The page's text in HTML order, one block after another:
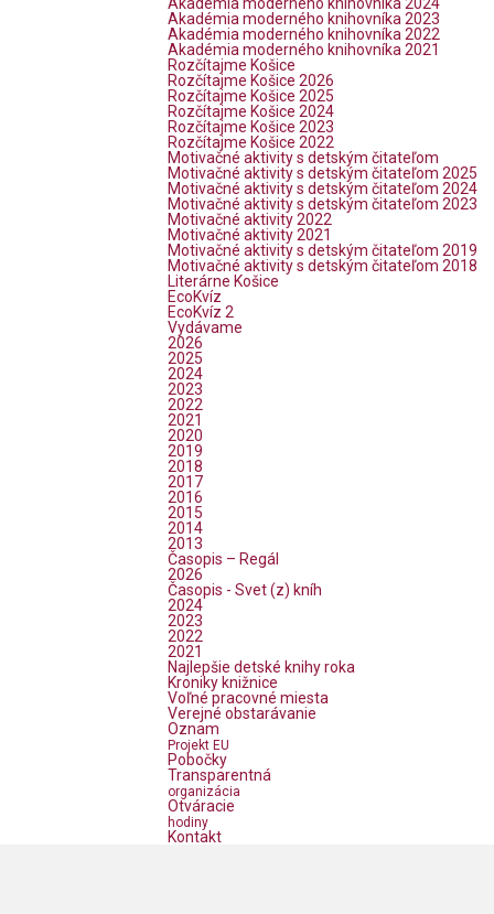
Akadémia moderného knihovníka 2024
Akadémia moderného knihovníka 2023
Akadémia moderného knihovníka 2022
Akadémia moderného knihovníka 2021
Rozčítajme Košice
Rozčítajme Košice 2026
Rozčítajme Košice 2025
Rozčítajme Košice 2024
Rozčítajme Košice 2023
Rozčítajme Košice 2022
Motivačné aktivity s detským čitateľom
Motivačné aktivity s detským čitateľom 2025
Motivačné aktivity s detským čitateľom 2024
Motivačné aktivity s detským čitateľom 2023
Motivačné aktivity 2022
Motivačné aktivity 2021
Motivačné aktivity s detským čitateľom 2019
Motivačné aktivity s detským čitateľom 2018
Literárne Košice
EcoKvíz
EcoKvíz 2
Vydávame
2026
2025
2024
2023
2022
2021
2020
2019
2018
2017
2016
2015
2014
2013
Časopis – Regál
2026
Časopis - Svet (z) kníh
2024
2023
2022
2021
Najlepšie detské knihy roka
Kroniky knižnice
Voľné pracovné miesta
Verejné obstarávanie
Oznam
Projekt EU
Pobočky
Transparentná
organizácia
Otváracie
hodiny
Kontakt